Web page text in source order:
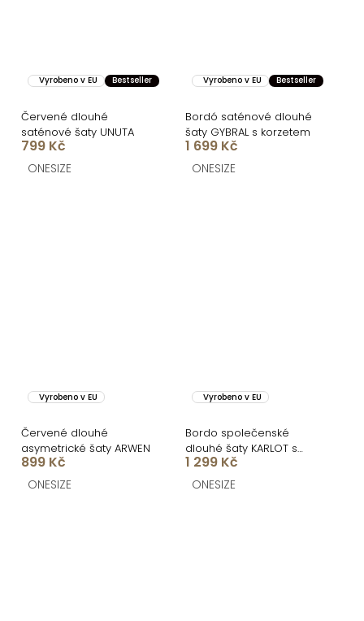
Vyrobeno v EU Bestseller
Červené dlouhé
saténové šaty UNUTA
799 Kč
ONESIZE
Vyrobeno v EU Bestseller
Bordó saténové dlouhé
šaty GYBRAL s korzetem
1 699 Kč
ONESIZE
Vyrobeno v EU
Červené dlouhé
asymetrické šaty ARWEN
899 Kč
ONESIZE
Vyrobeno v EU
Bordo společenské
dlouhé šaty KARLOT s
korzetem
1 299 Kč
ONESIZE